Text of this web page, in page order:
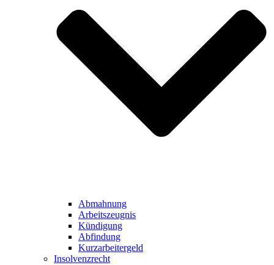
Abmahnung
Arbeitszeugnis
Kündigung
Abfindung
Kurzarbeitergeld
Insolvenzrecht